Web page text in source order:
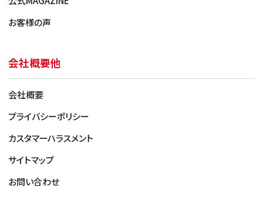
お客様の声
会社概要他
会社概要
プライバシーポリシー
カスタマーハラスメント
サイトマップ
お問い合わせ